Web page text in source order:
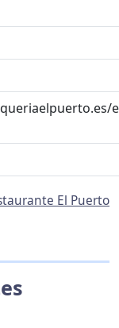
El Puerto